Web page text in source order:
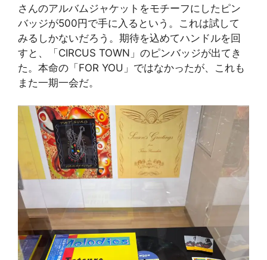
さんのアルバムジャケットをモチーフにしたピン
バッジが500円で手に入るという。これは試して
みるしかないだろう。期待を込めてハンドルを回
すと、「CIRCUS TOWN」のピンバッジが出てき
た。本命の「FOR YOU」ではなかったが、これも
また一期一会だ。